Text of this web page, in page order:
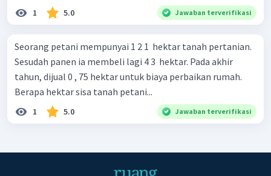
1 5.0 Jawaban terverifikasi
Seorang petani mempunyai 1 2 1 ​ hektar tanah pertanian.
Sesudah panen ia membeli lagi 4 3 ​ hektar. Pada akhir
tahun, dijual 0 , 75 hektar untuk biaya perbaikan rumah.
Berapa hektar sisa tanah petani...
1 5.0 Jawaban terverifikasi